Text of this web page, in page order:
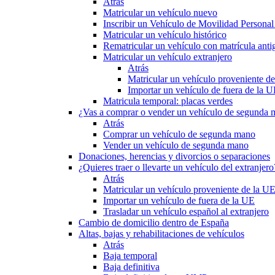
Matricular un vehículo nuevo
Inscribir un Vehículo de Movilidad
Matricular un vehículo histórico
Rematricular un vehículo con matrícula
Matricular un vehículo extranjero
Atrás
Matricular un vehículo proveniente
Importar un vehículo de fuera de la
Matricula temporal: placas verdes
¿Vas a comprar o vender un vehículo de segunda
Atrás
Comprar un vehículo de segunda mano
Vender un vehículo de segunda mano
Donaciones, herencias y divorcios o separaciones
¿Quieres traer o llevarte un vehículo del
Atrás
Matricular un vehículo proveniente de la UE
Importar un vehículo de fuera de la UE
Trasladar un vehículo español al extranjero
Cambio de domicilio dentro de España
Altas, bajas y rehabilitaciones de vehículos
Atrás
Baja temporal
Baja definitiva